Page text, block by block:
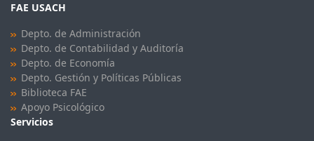
FAE USACH
Depto. de Administración
Depto. de Contabilidad y Auditoría
Depto. de Economía
Depto. Gestión y Políticas Públicas
Biblioteca FAE
Apoyo Psicológico
Servicios